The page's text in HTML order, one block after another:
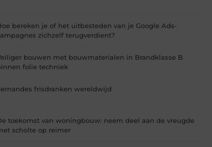
bereken je of het uitbesteden van je Google Ads-
zichzelf terugverdient?
bouwen met bouwmaterialen in Brandklasse B
folie techniek
frisdranken wereldwijd
toekomst van woningbouw: neem deel aan de vreugde
scholte op reimer